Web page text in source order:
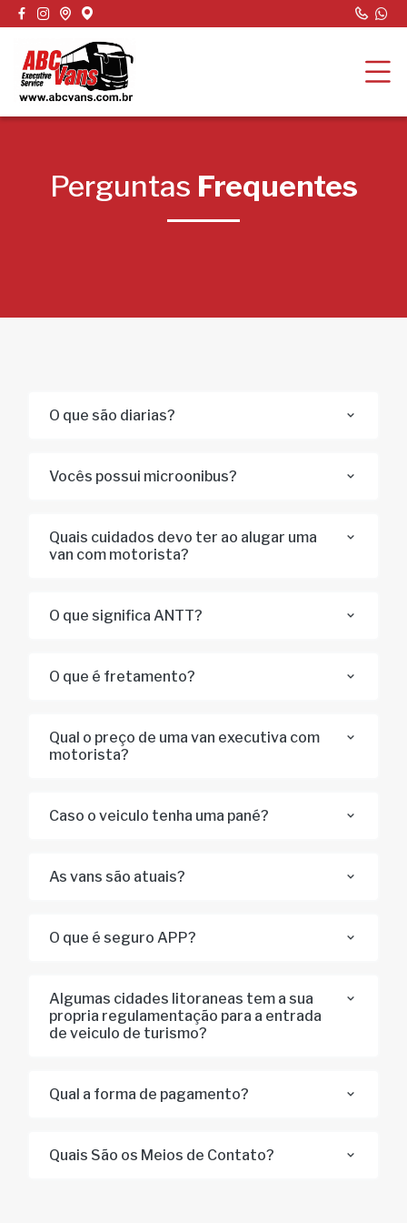
Perguntas Frequentes
O que são diarias?
Vocês possui microonibus?
Quais cuidados devo ter ao alugar uma
van com motorista?
O que significa ANTT?
O que é fretamento?
Qual o preço de uma van executiva com
motorista?
Caso o veiculo tenha uma pané?
As vans são atuais?
O que é seguro APP?
Algumas cidades litoraneas tem a sua
propria regulamentação para a entrada
de veiculo de turismo?
Qual a forma de pagamento?
Quais São os Meios de Contato?